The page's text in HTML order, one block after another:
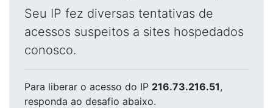
Seu IP fez diversas tentativas de
acessos suspeitos a sites hospedados
conosco.
Para liberar o acesso do IP 216.73.216.51,
responda ao desafio abaixo.